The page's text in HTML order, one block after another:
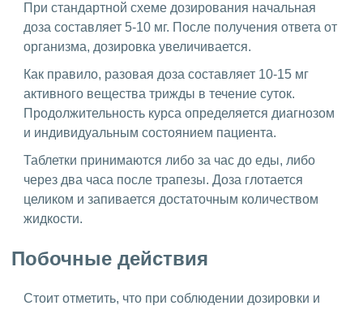
При стандартной схеме дозирования начальная
доза составляет 5-10 мг. После получения ответа от
организма, дозировка увеличивается.
Как правило, разовая доза составляет 10-15 мг
активного вещества трижды в течение суток.
Продолжительность курса определяется диагнозом
и индивидуальным состоянием пациента.
Таблетки принимаются либо за час до еды, либо
через два часа после трапезы. Доза глотается
целиком и запивается достаточным количеством
жидкости.
Побочные действия
Стоит отметить, что при соблюдении дозировки и